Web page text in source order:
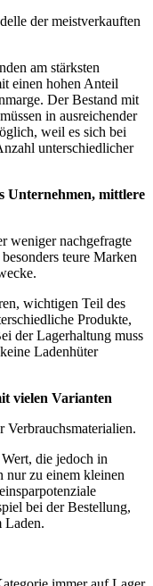
der meistverkauften
am stärksten
einen hohen Anteil
Der Bestand mit
in ausreichender
weil es sich bei
unterschiedlicher
Unternehmen, mittlere
weniger nachgefragte
teure Marken
wichtigen Teil des
Produkte,
der Lagerhaltung muss
Ladenhüter
vielen Varianten
die jedoch in
nur zu einem kleinen
bei der Bestellung,
Laden.